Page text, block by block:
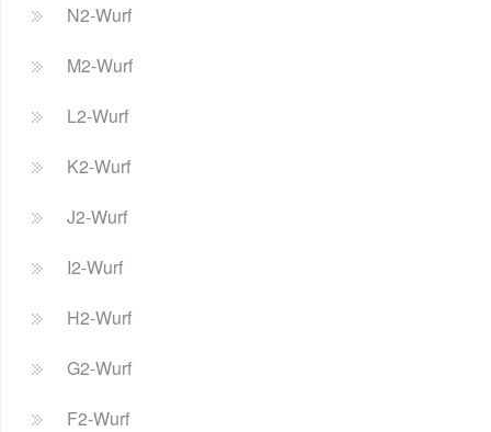
N2-Wurf
M2-Wurf
L2-Wurf
K2-Wurf
J2-Wurf
I2-Wurf
H2-Wurf
G2-Wurf
F2-Wurf